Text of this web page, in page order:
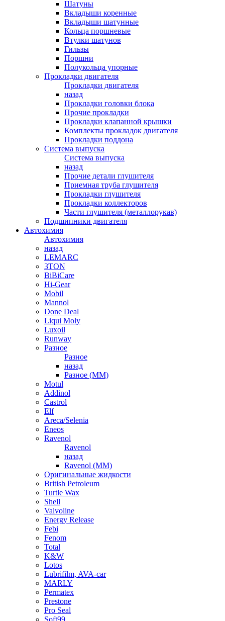
Шатуны
Вкладыши коренные
Вкладыши шатунные
Кольца поршневые
Втулки шатунов
Гильзы
Поршни
Полукольца упорные
Прокладки двигателя
Прокладки двигателя
назад
Прокладки головки блока
Прочие прокладки
Прокладки клапанной крышки
Комплекты прокладок двигателя
Прокладки поддона
Система выпуска
Система выпуска
назад
Прочие детали глушителя
Приемная труба глушителя
Прокладки глушителя
Прокладки коллекторов
Части глушителя (металлорукав)
Подшипники двигателя
Автохимия
Автохимия
назад
LEMARC
3TON
BiBiCare
Hi-Gear
Mobil
Mannol
Done Deal
Liqui Moly
Luxoil
Runway
Разное
Разное
назад
Разное (ММ)
Motul
Addinol
Castrol
Elf
Areca/Selenia
Eneos
Ravenol
Ravenol
назад
Ravenol (ММ)
Оригинальные жидкости
British Petroleum
Turtle Wax
Shell
Valvoline
Energy Release
Febi
Fenom
Total
K&W
Lotos
Lubrifilm, AVA-car
MARLY
Permatex
Prestone
Pro Seal
Soft99